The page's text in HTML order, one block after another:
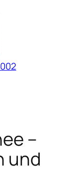
–
und